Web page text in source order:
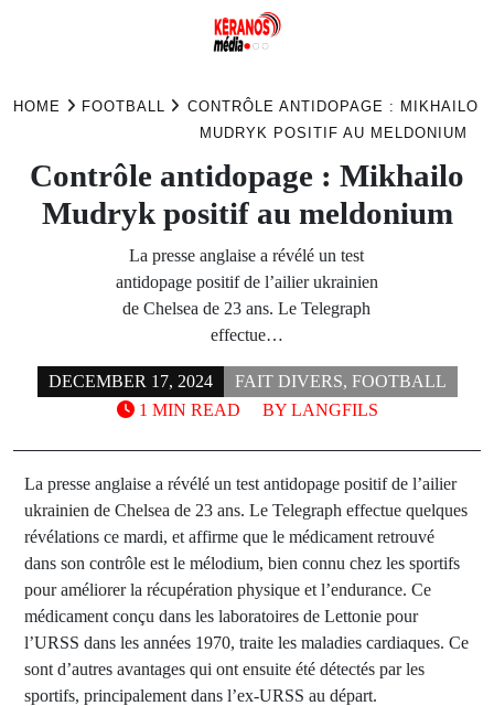
HOME FOOTBALL
CONTRÔLE ANTIDOPAGE : MIKHAILO
MUDRYK POSITIF AU MELDONIUM
Contrôle antidopage : Mikhailo
Mudryk positif au meldonium
La presse anglaise a révélé un test
antidopage positif de l’ailier ukrainien
de Chelsea de 23 ans. Le Telegraph
effectue…
DECEMBER 17, 2024 FAIT DIVERS, FOOTBALL
BY LANGFILS
1 MIN READ
La presse anglaise a révélé un test antidopage positif de l’ailier
ukrainien de Chelsea de 23 ans. Le Telegraph effectue quelques
révélations ce mardi, et affirme que le médicament retrouvé
dans son contrôle est le mélodium, bien connu chez les sportifs
pour améliorer la récupération physique et l’endurance. Ce
médicament conçu dans les laboratoires de Lettonie pour
l’URSS dans les années 1970, traite les maladies cardiaques. Ce
sont d’autres avantages qui ont ensuite été détectés par les
sportifs, principalement dans l’ex-URSS au départ.